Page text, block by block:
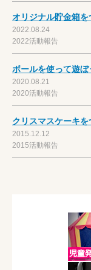
オリジナル貯金箱を
2022.08.24
2022活動報告
ボールを使って遊ぼ
2020.08.21
2020活動報告
クリスマスケーキを
2015.12.12
2015活動報告